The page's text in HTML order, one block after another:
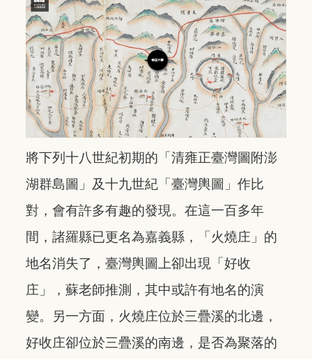
將下列十八世紀初期的「清雍正臺灣圖附澎
湖群島圖」及十九世紀「臺灣輿圖」作比
對，會有許多有趣的發現。在這一百多年
間，諸羅縣已更名為嘉義縣，「火燒庄」的
地名消失了，臺灣輿圖上卻出現「好收
庄」，蘇老師推測，其中或許有地名的演
變。另一方面，火燒庄位於三疊溪的北邊，
好收庄卻位於三疊溪的南邊，是否為聚落的